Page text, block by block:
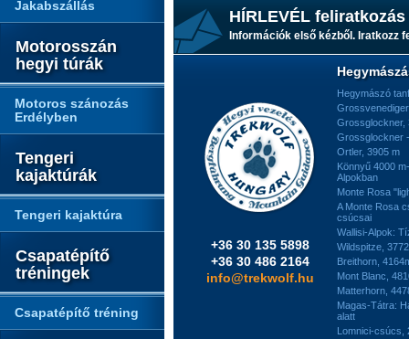
Jakabszállás
Motorosszán
hegyi túrák
Motoros szánozás
Erdélyben
Tengeri
kajaktúrák
Tengeri kajaktúra
Csapatépítő
tréningek
Csapatépítő tréning
HÍRLEVÉL feliratkozás
Információk első kézből. Iratkozz
+36 30 135 5898
+36 30 486 2164
info@trekwolf.hu
Hegymászó
Grossglockner,
Grossglockner
Ortler, 3905 m
Könnyű 4000
Alpokban
Monte Rosa
A Monte Rosa
csúcsai
Wallisi-Alpok:
Wildspitze,
Breithorn,
Mont Blanc,
Matterhorn,
Magas-Tátra:
alatt
Lomnici-csúcs,